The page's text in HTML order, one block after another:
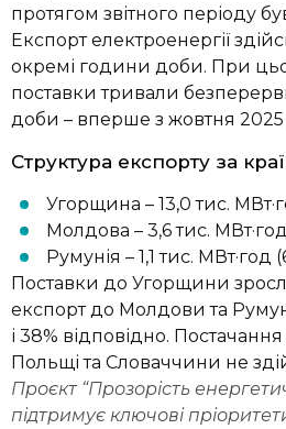
протягом звітного періоду
Експорт електроенергії
окремі години доби. При
поставки тривали
доби – вперше з жовтня 2025
Структура експорту за
Угорщина – 13,0 тис.
Молдова – 3,6 тис.
Румунія – 1,1 тис. МВт·год
Поставки до Угорщини
експорт до Молдови та
і 38% відповідно.
Польщі та Словаччини не
Проєкт “Прозорість
підтримує ключові